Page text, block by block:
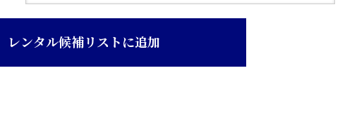
レンタル候補リストに追加